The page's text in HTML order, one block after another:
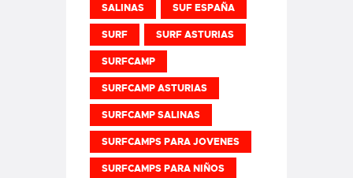
SALINAS SUF ESPAÑA
SURF SURF ASTURIAS
SURFCAMP
SURFCAMP ASTURIAS
SURFCAMP SALINAS
SURFCAMPS PARA JOVENES
SURFCAMPS PARA NIÑOS